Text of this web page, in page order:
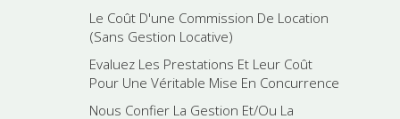
Le Coût D'une Commission De Location
(Sans Gestion Locative)
Evaluez Les Prestations Et Leur Coût
Pour Une Véritable Mise En Concurrence
Nous Confier La Gestion Et/Ou La